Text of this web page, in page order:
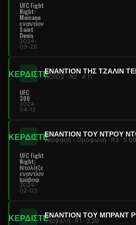
UFC Fight
Night:
Moicano
εναντίον
Saint
Denis
2024-
09-28
ΚΕΡΔΙΣΤΕΕΝΑΝΤΊΟΝ ΤΗΣ ΤΖΆΛΙΝ
ΠΟΙΟΣ · R2 · 4:11
UFC
300
2024-
04-13
ΚΕΡΔΙΣΤΕΕΝΑΝΤΊΟΝ ΤΟΥ ΝΤΡΟΥ
Απόφαση - Ομόφωνη · R3 · 5:00
UFC Fight
Night:
Ντολίτζε
εναντίον
Ιμάβοφ
2024-
02-03
ΚΕΡΔΙΣΤΕΕΝΑΝΤΊΟΝ ΤΟΥ ΜΠΡΑΝΤ
Υποβολή · R1 · 3:20